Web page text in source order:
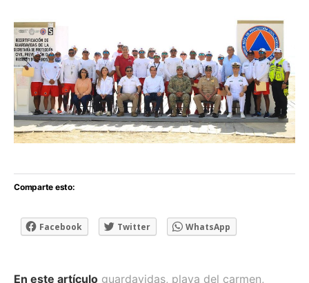
Comparte esto:
Facebook Twitter WhatsApp
En este artículo guardavidas, playa del carmen,